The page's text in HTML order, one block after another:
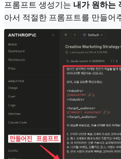
프롬프트 생성기는 내가 원하는
아서 적절한 프롬프트를 만들어